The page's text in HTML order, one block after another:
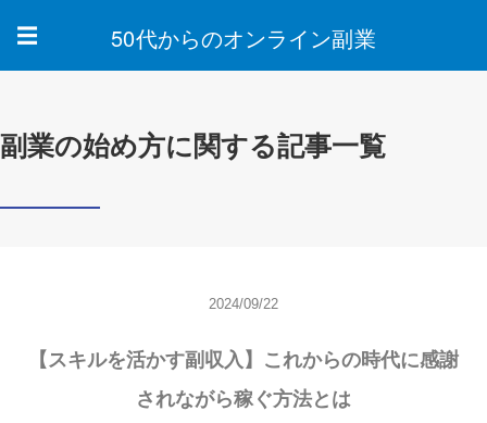
☰ 50代からのオンライン副業
副業の始め方に関する記事一覧
2024/09/22
【スキルを活かす副収入】これからの時代に感謝
されながら稼ぐ方法とは